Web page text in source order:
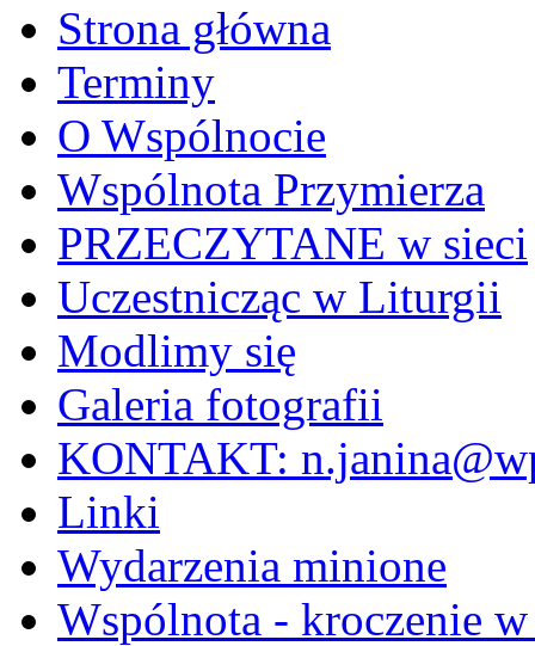
Strona główna
Terminy
O Wspólnocie
Wspólnota Przymierza
PRZECZYTANE w sieci
Uczestnicząc w Liturgii
Modlimy się
Galeria fotografii
KONTAKT:
Linki
Wydarzenia minione
Wspólnota - kroczenie w